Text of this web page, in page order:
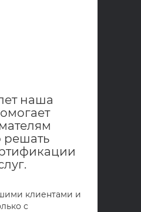
наша
решать
клиентами и
с